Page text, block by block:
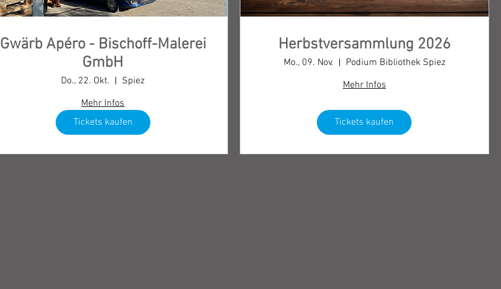
Gwärb Apéro - Bischoff-Malerei
GmbH
Do., 22. Okt.
Spiez
Mehr Infos
Tickets kaufen
Herbstversammlung 2026
Mo., 09. Nov.
Podium Bibliothek Spiez
Mehr Infos
Tickets kaufen